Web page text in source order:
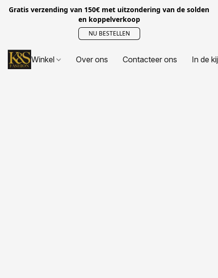
Gratis verzending van 150€ met uitzondering van de solden
en koppelverkoop
NU BESTELLEN
Winkel Over ons Contacteer ons In de